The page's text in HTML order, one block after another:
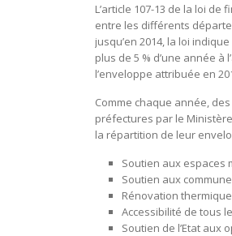
L’article 107-13 de la loi de
entre les différents
jusqu’en 2014, la loi
plus de 5 % d’une année
l’enveloppe attribuée en
Comme chaque année,
préfectures par le
la répartition de leur
Soutien aux espaces
Soutien aux
Rénovation
Accessibilité de tous
Soutien de l’Etat